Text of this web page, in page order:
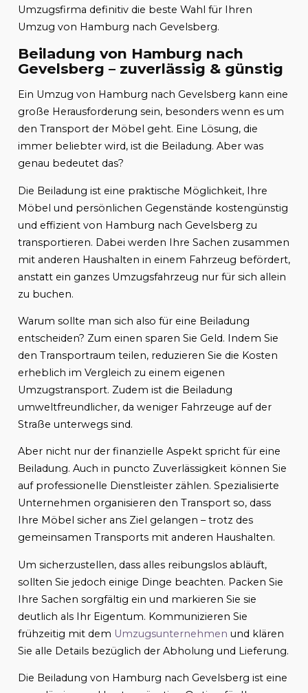
Umzugsfirma definitiv die beste Wahl für Ihren
Umzug von Hamburg nach Gevelsberg.
Beiladung von Hamburg nach
Gevelsberg – zuverlässig & günstig
Ein Umzug von Hamburg nach Gevelsberg kann eine
große Herausforderung sein, besonders wenn es um
den Transport der Möbel geht. Eine Lösung, die
immer beliebter wird, ist die Beiladung. Aber was
genau bedeutet das?
Die Beiladung ist eine praktische Möglichkeit, Ihre
Möbel und persönlichen Gegenstände kostengünstig
und effizient von Hamburg nach Gevelsberg zu
transportieren. Dabei werden Ihre Sachen zusammen
mit anderen Haushalten in einem Fahrzeug befördert,
anstatt ein ganzes Umzugsfahrzeug nur für sich allein
zu buchen.
Warum sollte man sich also für eine Beiladung
entscheiden? Zum einen sparen Sie Geld. Indem Sie
den Transportraum teilen, reduzieren Sie die Kosten
erheblich im Vergleich zu einem eigenen
Umzugstransport. Zudem ist die Beiladung
umweltfreundlicher, da weniger Fahrzeuge auf der
Straße unterwegs sind.
Aber nicht nur der finanzielle Aspekt spricht für eine
Beiladung. Auch in puncto Zuverlässigkeit können Sie
auf professionelle Dienstleister zählen. Spezialisierte
Unternehmen organisieren den Transport so, dass
Ihre Möbel sicher ans Ziel gelangen – trotz des
gemeinsamen Transports mit anderen Haushalten.
Um sicherzustellen, dass alles reibungslos abläuft,
sollten Sie jedoch einige Dinge beachten. Packen Sie
Ihre Sachen sorgfältig ein und markieren Sie sie
deutlich als Ihr Eigentum. Kommunizieren Sie
frühzeitig mit dem Umzugsunternehmen und klären
Sie alle Details bezüglich der Abholung und Lieferung.
Die Beiladung von Hamburg nach Gevelsberg ist eine